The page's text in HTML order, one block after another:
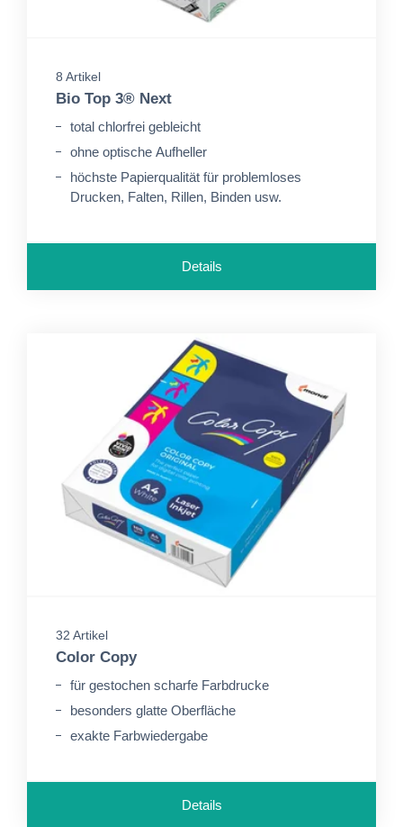
8 Artikel
Bio Top 3® Next
total chlorfrei gebleicht
ohne optische Aufheller
höchste Papierqualität für problemloses
Drucken, Falten, Rillen, Binden usw.
Details
32 Artikel
Color Copy
für gestochen scharfe Farbdrucke
besonders glatte Oberfläche
exakte Farbwiedergabe
Details